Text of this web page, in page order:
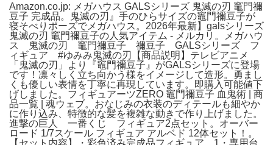
Amazon.co.jp: メガハウス GALSシリーズ 鬼滅の刃 竈門禰
豆子 完成品。鬼滅の刃』手のひらサイズの竈門禰豆子が
寝そべりポーズでメガハウス。2026年最新】galsシリーズ
鬼滅の刃 竈門禰豆子の人気アイテム - メルカリ。メガハウ
ス 鬼滅の刃 竈門禰豆子 禰豆子 GALSシリーズ フ
ィギュア #ゆみみ鬼滅の刃【商品説明】テレビアニメ
「鬼滅の刃」より『竈門禰豆子』がGALSシリーズに登場
です！凛々しく立ち向かう様をイメージして造形。勇まし
くも優しい表情を丁寧に再現しています。即購入可能値下
げしました。フィギュアーツZERO 竈門禰豆子 血鬼術 | 商
品一覧 | 魂ウェブ。おなじみの衣装のディテールも細やか
に作り込み、特徴的な髪を複雑な動きで作り上げました。
進撃の巨人 一番くじ フィギュア2点セット。オーバー
ロード 1/7スケール フィギュア アルベド 12体セット！。
【セット内容】・彩色済み完成品フィギュア…1・専用台